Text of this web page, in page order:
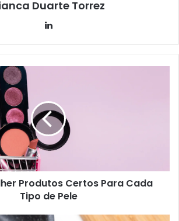
Duarte Torrez
Produtos Certos Para Cada
Tipo de Pele